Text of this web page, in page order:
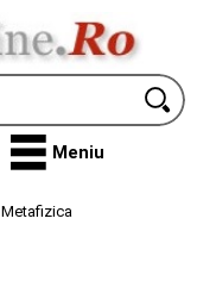
Meniu
Metafizica